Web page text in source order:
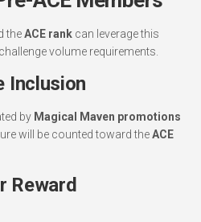
theACE rank can leverage this
volume requirements.
Inclusion
by Magical Maven promotions
will be counted toward theACE
Reward